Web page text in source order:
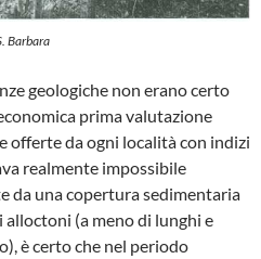
Barbara
geologiche non erano certo
prima valutazione
offerte da ogni località con in­dizi
realmen­te impossibile
da una copertura sedimentaria
(a meno di lunghi e
è certo che nel periodo